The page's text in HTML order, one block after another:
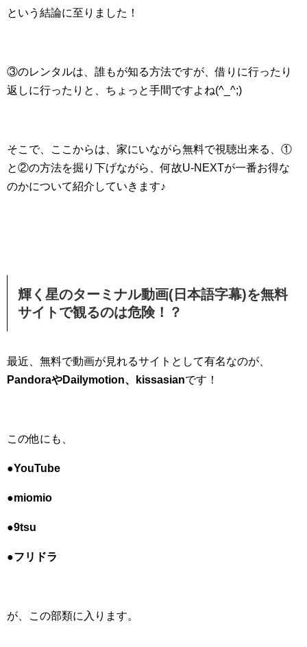
という結論に至りました！
③のレンタルは、誰もが知る方法ですが、借りに行ったり
返しに行ったりと、ちょっと手間ですよね(^_^;)
そこで、ここからは、家にいながら無料で視聴出来る、①
と②の方法を掘り下げながら、何故U-NEXTが一番お得な
のかについて紹介していきます♪
輝く星のターミナル動画(日本語字幕)を無料
サイトで観るのは危険！？
最近、無料で動画が見れるサイトとして有名なのが、
PandoraやDailymotion、kissasianです！
この他にも、
●YouTube
●miomio
●9tsu
●フリドラ
が、この部類に入ります。